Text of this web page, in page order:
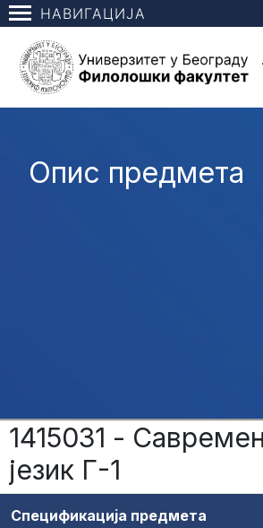
НАВИГАЦИЈА
Опис предмета
1415031 -
језик Г-1
Спецификација предмета